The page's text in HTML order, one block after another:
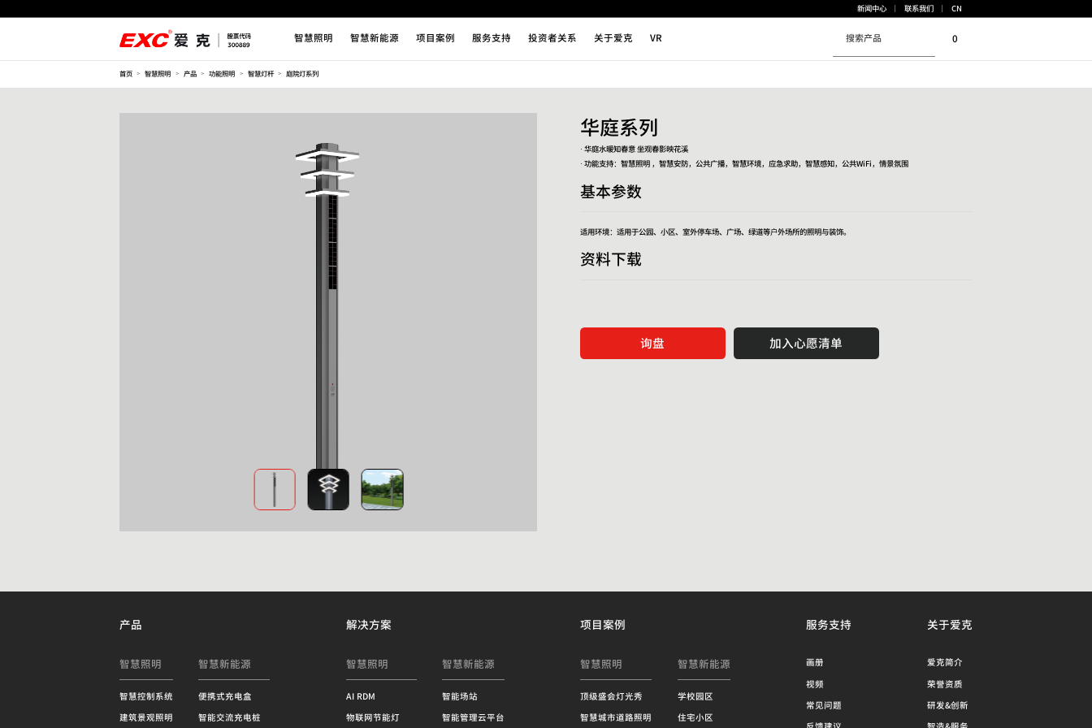
新闻中心 联系我们 CN
智慧照明 智慧新能源 项目案例 服务支持 投资者关系 关于爱克 VR 0
首页 > 智慧照明 > 产品 > 功能照明 > 智慧灯杆 > 庭院灯系列
华庭系列
· 华庭水暖知春意 坐观春影映花溪
· 功能支持：智慧照明 ，智慧安防，公共广播，智慧环境，应急求助，智慧感知，公共WiFi，情景氛围
基本参数
适用环境：适用于公园、小区、室外停车场、广场、绿道等户外场所的照明与装饰。
资料下载
询盘 加入心愿清单
产品
智慧照明
智慧控制系统
建筑景观照明
智慧新能源
便携式充电盒
智能交流充电桩
解决方案
智慧照明
AI RDM
物联网节能灯
智慧新能源
智能场站
智能管理云平台
项目案例
智慧照明
顶级盛会灯光秀
智慧城市道路照明
智慧新能源
学校园区
住宅小区
服务支持
画册
视频
常见问题
关于爱克
爱克简介
荣誉资质
研发&创新